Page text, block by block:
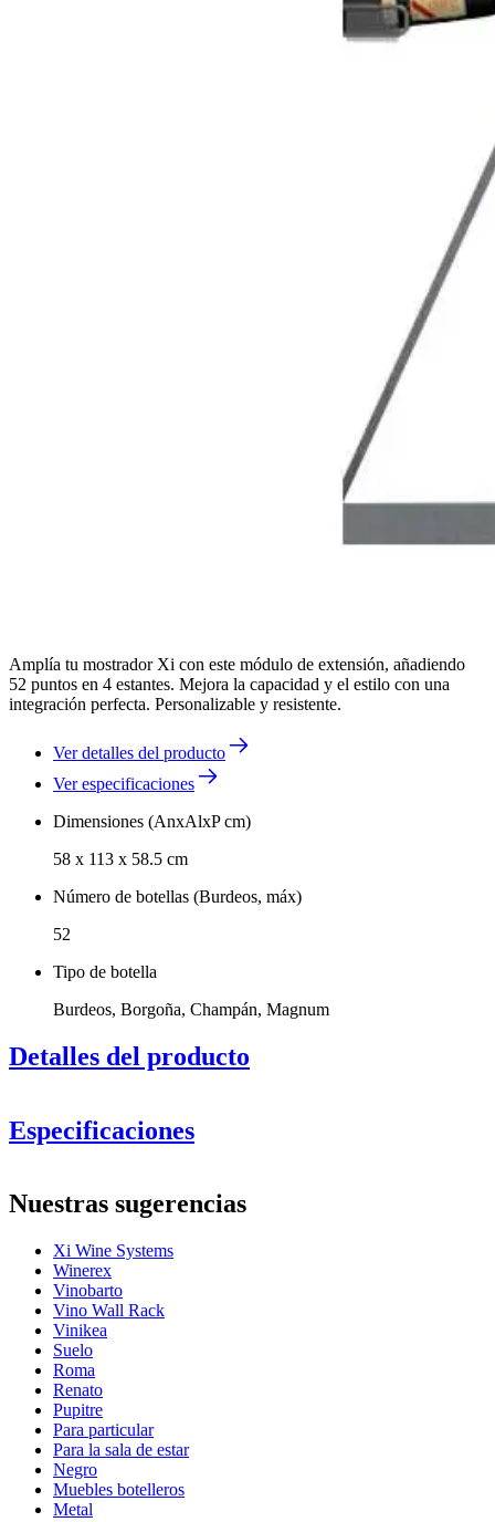
Amplía tu mostrador Xi con este módulo de extensión, añadiendo
52 puntos en 4 estantes. Mejora la capacidad y el estilo con una
integración perfecta. Personalizable y resistente.
Ver detalles del producto
Ver especificaciones
Dimensiones (AnxAlxP cm)
58 x 113 x 58.5 cm
Número de botellas (Burdeos, máx)
52
Tipo de botella
Burdeos, Borgoña, Champán, Magnum
Detalles del producto
Especificaciones
Número de producto13029
General
Colocación
AcabadoMetal
Modular
Botellas
Número de botellas (Burdeos, máx)
Tipo de botella
Dimensiones (AnxAlxP cm)
Altura (cm)113
Nuestras sugerencias
Xi Wine Systems
Winerex
Vinobarto
Vino Wall Rack
Vinikea
Suelo
Roma
Renato
Pupitre
Para particular
Para la sala de estar
Negro
Muebles botelleros
Metal